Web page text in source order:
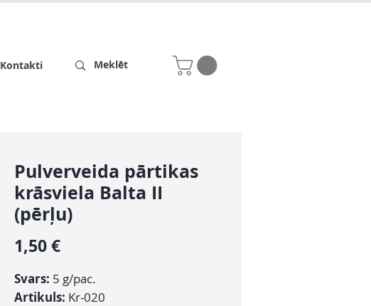
Kontakti
Pulverveida pārtikas
krāsviela Balta II
(pērļu)
1,50 €Cena
Svars: 5 g/pac.
Artikuls: Kr-020